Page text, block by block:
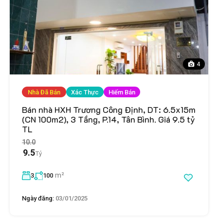
4
Nhà Đã Bán Xác Thực Hiếm Bán
Bán nhà HXH Trương Công Định, DT: 6.5x15m
(CN 100m2), 3 Tầng, P.14, Tân Bình. Giá 9.5 tỷ
TL
9.5
10.0
Tỷ
3 100 m²
Ngày đăng: 03/01/2025